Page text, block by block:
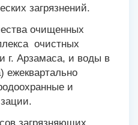
загрязнений.
очищенных
очистных
г. Арзамаса, и воды в
ежеквартально
и